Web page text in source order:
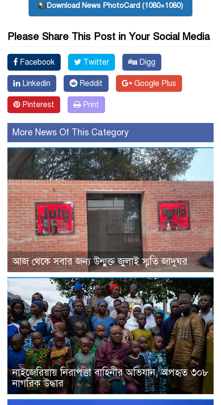
Download News PhotoCard (1080×1080)
Please Share This Post in Your Social Media
Facebook Twitter Digg
Linkedin Reddit Google Plus
Pinterest Print
More News Of This Category
আজ থেকে সবার জন্য উন্মুক্ত জুলাই স্মৃতি জাদুঘর
নাইজেরিয়ায় নিরাপত্তা বাহিনীর অভিযান, অপহৃত ৩০৮
নাগরিক উদ্ধার